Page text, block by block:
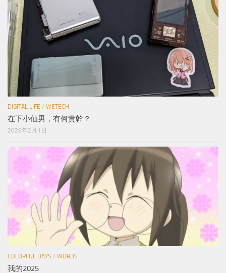
DIGITAL LIFE / WETECH
在下小仙男，有何貴幹？
2026年2月1日
COLORFUL DAYS / WORDS
我的2025